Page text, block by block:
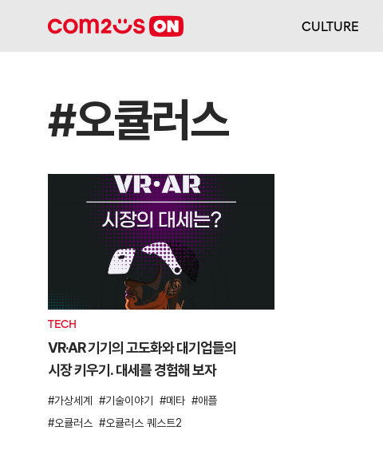
CULTURE
#오큘러스
TECH
VR·AR 기기의 고도화와 대기업들의
시장 키우기. 대세를 경험해 보자
가상세계 기술이야기 메타
애플
오큘러스
오큘러스 퀘스트2